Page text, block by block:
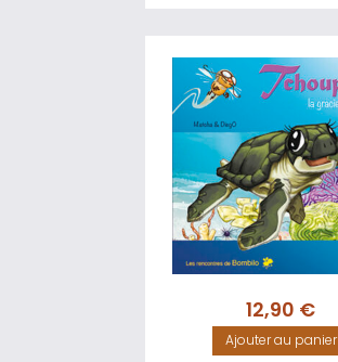
12,90 €
Ajouter au panier